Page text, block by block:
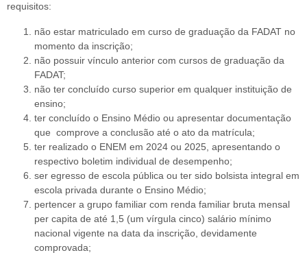
requisitos:
não estar matriculado em curso de graduação da FADAT no
momento da inscrição;
não possuir vínculo anterior com cursos de graduação da
FADAT;
não ter concluído curso superior em qualquer instituição de
ensino;
ter concluído o Ensino Médio ou apresentar documentação
que comprove a conclusão até o ato da matrícula;
ter realizado o ENEM em 2024 ou 2025, apresentando o
respectivo boletim individual de desempenho;
ser egresso de escola pública ou ter sido bolsista integral em
escola privada durante o Ensino Médio;
pertencer a grupo familiar com renda familiar bruta mensal
per capita de até 1,5 (um vírgula cinco) salário mínimo
nacional vigente na data da inscrição, devidamente
comprovada;